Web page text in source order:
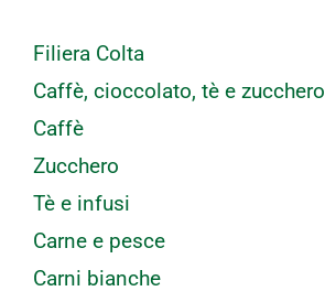
Filiera Colta
Caffè, cioccolato, tè e zucchero
Caffè
Zucchero
Tè e infusi
Carne e pesce
Carni bianche